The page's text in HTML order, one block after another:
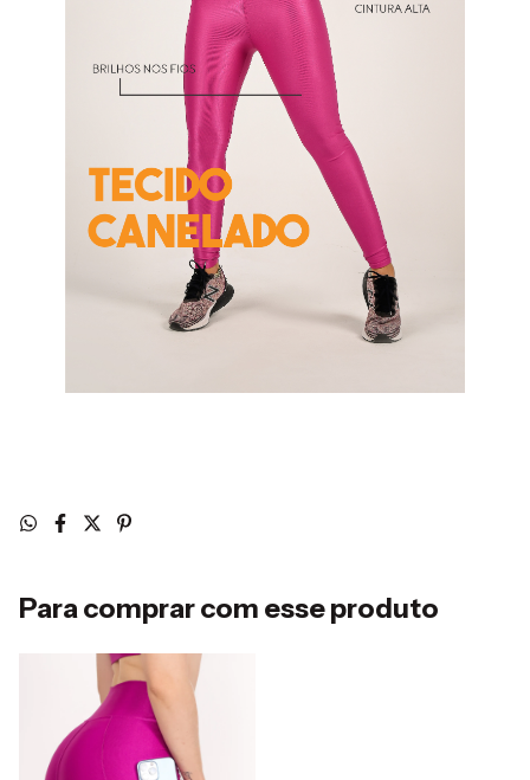
Para comprar com esse produto